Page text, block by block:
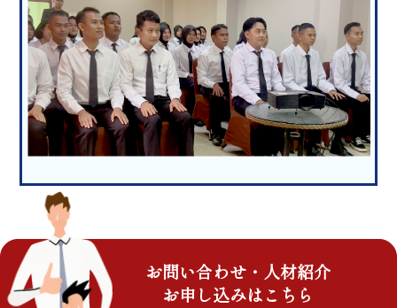
お問い合わせ・人材紹介
お申し込みはこちら